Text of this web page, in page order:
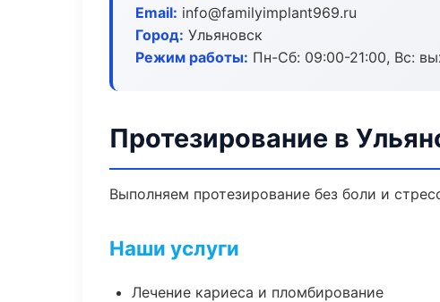
Email: info@familyimplant969.ru
Город: Ульяновск
Режим работы: Пн-Сб: 09:00-21:00, Вс:
Протезирование в
Выполняем протезирование без боли и
Наши услуги
Лечение кариеса и пломбирование